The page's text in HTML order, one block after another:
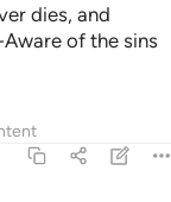
dies, and
of the sins